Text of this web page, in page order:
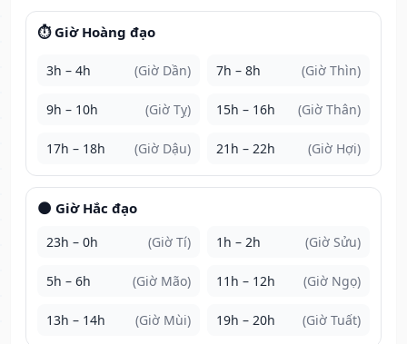
⏱️ Giờ Hoàng đạo
3h – 4h (Giờ Dần) 7h – 8h (Giờ Thìn)
9h – 10h (Giờ Tỵ) 15h – 16h (Giờ Thân)
17h – 18h (Giờ Dậu) 21h – 22h (Giờ Hợi)
🌑 Giờ Hắc đạo
23h – 0h (Giờ Tí) 1h – 2h (Giờ Sửu)
5h – 6h (Giờ Mão) 11h – 12h (Giờ Ngọ)
13h – 14h (Giờ Mùi) 19h – 20h (Giờ Tuất)